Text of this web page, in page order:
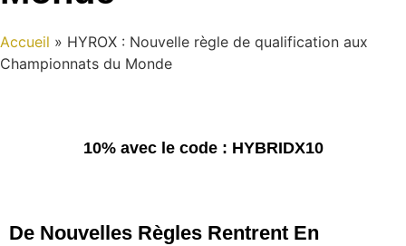
Accueil » HYROX : Nouvelle règle de qualification aux
Championnats du Monde
10% avec le code : HYBRIDX10
De Nouvelles Règles Rentrent En